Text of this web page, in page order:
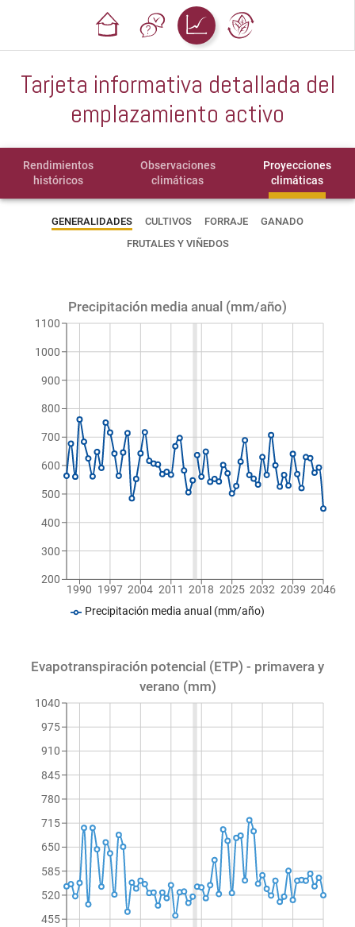
Tarjeta informativa detallada del
emplazamiento activo
Rendimientos
históricos
Observaciones
climáticas
Proyecciones
climáticas
GENERALIDADES CULTIVOS FORRAJE
GANADO
FRUTALES Y VIÑEDOS
Precipitación media anual (mm/año)
1990 1997 2004 2011 2018 2025 2032 2039 2046
200
300
400
500
600
700
800
900
1000
1100
Precipitación media anual (mm/año)
Evapotranspiración potencial (ETP) - primavera y
verano (mm)
455
520
585
650
715
780
845
910
975
1040